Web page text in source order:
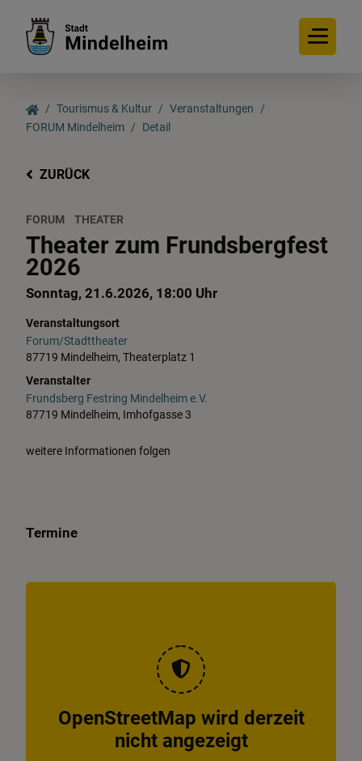
Tourismus & Kultur
Veranstaltungen
FORUM Mindelheim
Detail
ZURÜCK
FORUM THEATER
Theater zum Frundsbergfest
2026
Sonntag, 21.6.2026, 18:00 Uhr
weitere Informationen folgen
Termine
Veranstaltungsort
Forum/Stadttheater
87719 Mindelheim, Theaterplatz 1
Veranstalter
Frundsberg Festring Mindelheim e.V.
87719 Mindelheim, Imhofgasse 3
OpenStreetMap wird derzeit
nicht angezeigt